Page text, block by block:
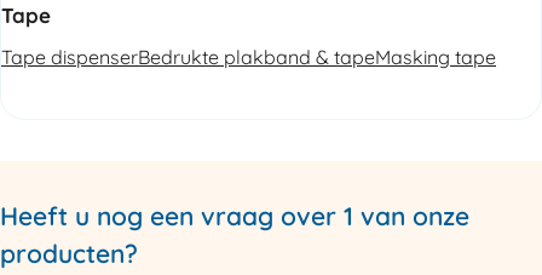
Tape
Tape dispenserBedrukte plakband & tapeMasking tape
Heeft u nog een vraag over 1 van onze
producten?